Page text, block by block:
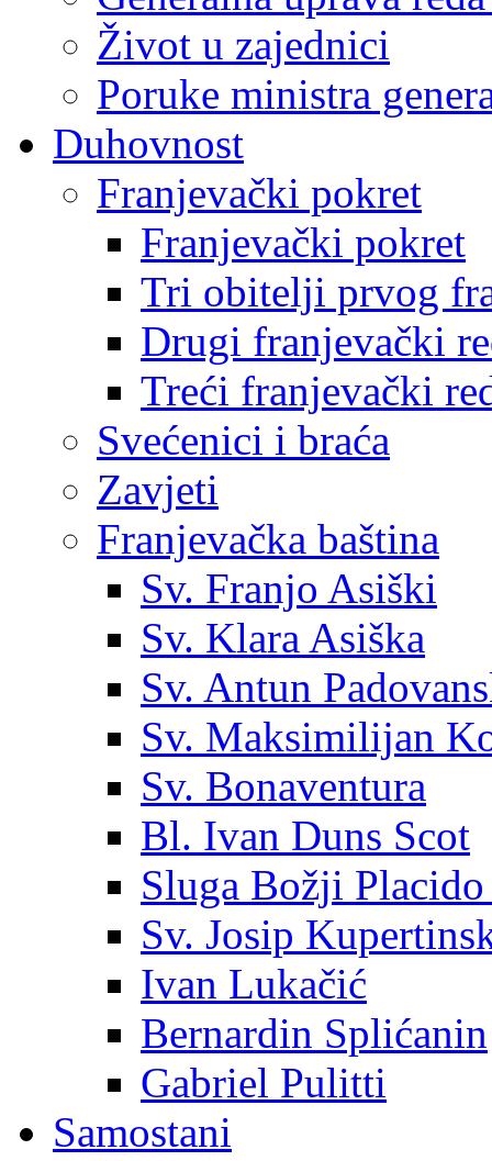
Život u zajednici
Poruke ministra
Duhovnost
Franjevački pokret
Franjevački pokret
Tri obitelji prvog
Drugi franjevački
Treći franjevački
Svećenici i braća
Zavjeti
Franjevačka baština
Sv. Franjo Asiški
Sv. Klara Asiška
Sv. Antun
Sv. Maksimilijan
Sv. Bonaventura
Bl. Ivan Duns Scot
Sluga Božji Placido
Sv. Josip
Ivan Lukačić
Bernardin Splićanin
Gabriel Pulitti
Samostani